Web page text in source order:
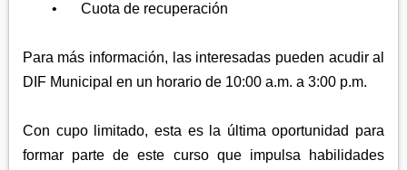
•
Cuota de recuperación
Para más información, las interesadas pueden acudir al
DIF Municipal en un horario de 10:00 a.m. a 3:00 p.m.
Con cupo limitado, esta es la última oportunidad para
formar parte de este curso que impulsa habilidades